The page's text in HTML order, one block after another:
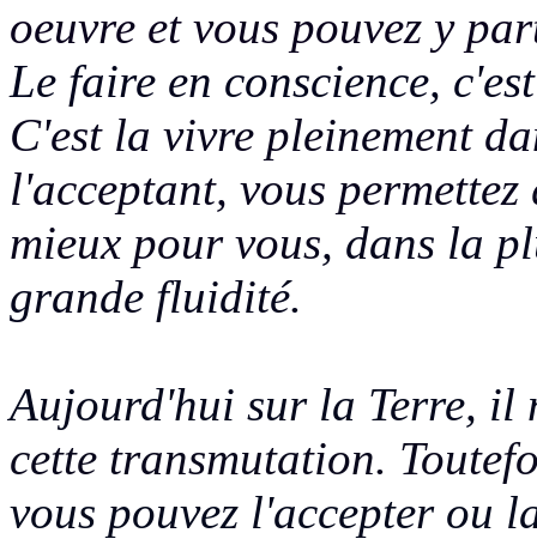
oeuvre et vous pouvez y
Le faire en conscience,
C'est la vivre pleinement
l'acceptant, vous permettez
mieux pour vous, dans la
grande fluidité.
Aujourd'hui sur la Terre, il
cette transmutation.
vous pouvez l'accepter ou